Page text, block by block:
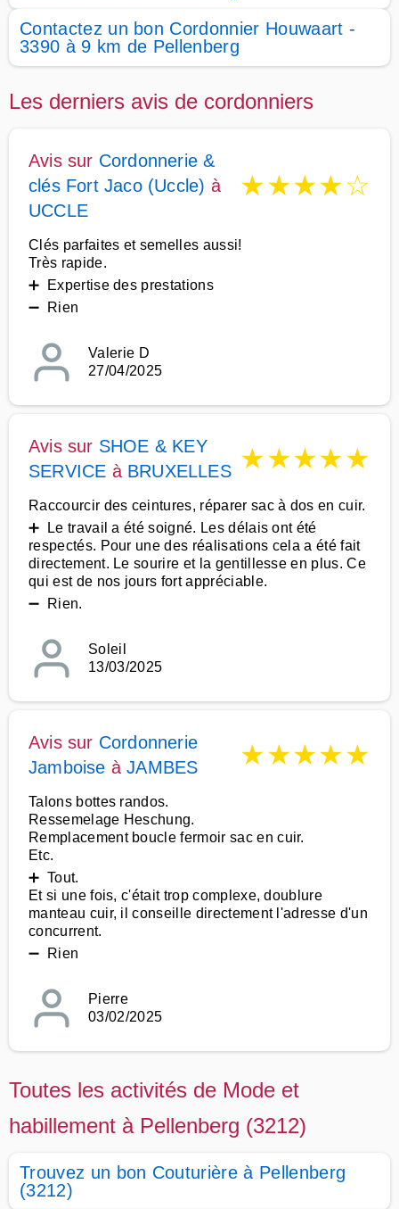
Contactez un bon Cordonnier Houwaart -
3390 à 9 km de Pellenberg
Les derniers avis de cordonniers
Avis sur Cordonnerie &
clés Fort Jaco (Uccle) à
UCCLE
★★★★☆
Clés parfaites et semelles aussi!
Très rapide.
➕ Expertise des prestations
➖ Rien
Valerie D
27/04/2025
Avis sur SHOE & KEY
SERVICE à BRUXELLES ★★★★★
Raccourcir des ceintures, réparer sac à dos en cuir.
➕ Le travail a été soigné. Les délais ont été
respectés. Pour une des réalisations cela a été fait
directement. Le sourire et la gentillesse en plus. Ce
qui est de nos jours fort appréciable.
➖ Rien.
Soleil
13/03/2025
Avis sur Cordonnerie
Jamboise àJAMBES ★★★★★
Talons bottes randos.
Ressemelage Heschung.
Remplacement boucle fermoir sac en cuir.
Etc.
➕ Tout.
Et si une fois, c'était trop complexe, doublure
manteau cuir, il conseille directement l'adresse d'un
concurrent.
➖ Rien
Pierre
03/02/2025
Toutes les activités de Mode et
habillement à Pellenberg (3212)
Trouvez un bon Couturière à Pellenberg
(3212)